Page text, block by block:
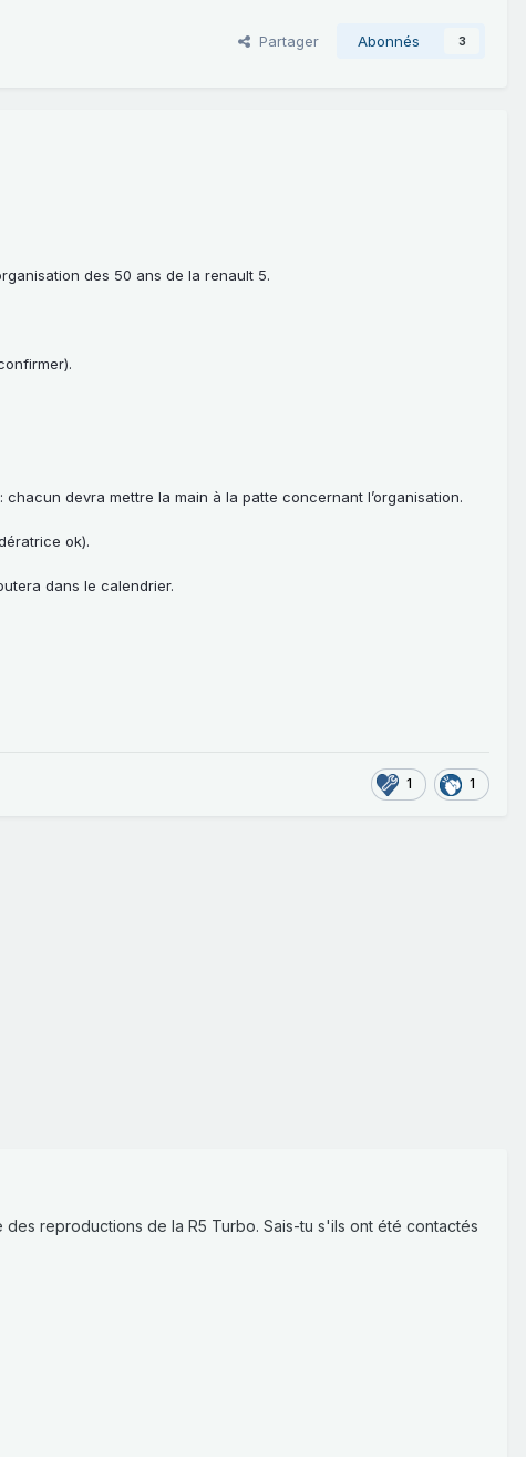
Partager Abonnés 3
des 50 ans de la renault 5.
devra mettre la main à la patte concernant l’organisation.
ok).
dans le calendrier.
1 1
des reproductions de la R5 Turbo. Sais-tu s'ils ont été contactés